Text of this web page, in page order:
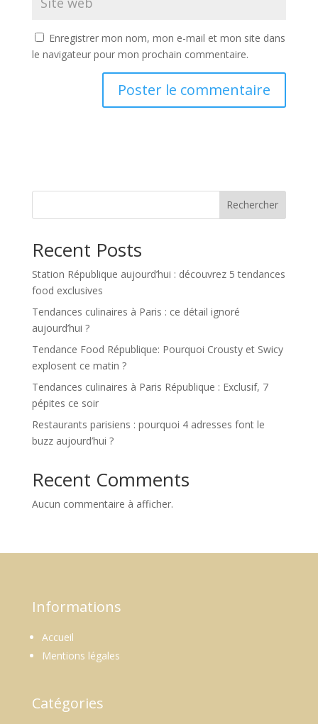
Enregistrer mon nom, mon e-mail et mon site dans
le navigateur pour mon prochain commentaire.
Rechercher
Recent Posts
Station République aujourd’hui : découvrez 5 tendances
food exclusives
Tendances culinaires à Paris : ce détail ignoré
aujourd’hui ?
Tendance Food République: Pourquoi Crousty et Swicy
explosent ce matin ?
Tendances culinaires à Paris République : Exclusif, 7
pépites ce soir
Restaurants parisiens : pourquoi 4 adresses font le
buzz aujourd’hui ?
Recent Comments
Aucun commentaire à afficher.
Informations
Accueil
Mentions légales
Catégories